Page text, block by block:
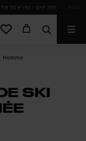
DE € 150 / CHF 200
Homme
SKI